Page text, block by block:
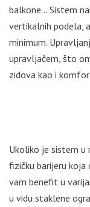
balkone… Sistem
vertikalnih podela,
minimum.
upravljačem, što
zidova kao i
Ukoliko je sistem u
fizičku barijeru koja
vam benefit u
u vidu staklene